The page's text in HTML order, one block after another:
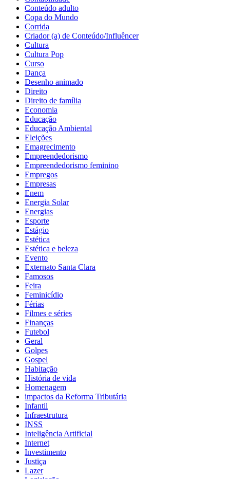
Conteúdo adulto
Copa do Mundo
Corrida
Criador (a) de Conteúdo/Influêncer
Cultura
Cultura Pop
Curso
Dança
Desenho animado
Direito
Direito de família
Economia
Educação
Educação Ambiental
Eleições
Emagrecimento
Empreendedorismo
Empreendedorismo feminino
Empregos
Empresas
Enem
Energia Solar
Energias
Esporte
Estágio
Estética
Estética e beleza
Evento
Externato Santa Clara
Famosos
Feira
Feminicídio
Férias
Filmes e séries
Finanças
Futebol
Geral
Golpes
Gospel
Habitação
História de vida
Homenagem
impactos da Reforma Tributária
Infantil
Infraestrutura
INSS
Inteligência Artificial
Internet
Investimento
Justiça
Lazer